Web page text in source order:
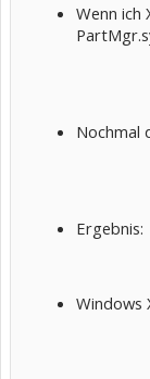
Wenn ich
Nochmal
Ergebnis:
Windows